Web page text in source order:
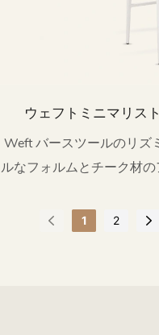
ウェフトミニマリス
ル（背もたれ
Weft バースツールのリズ
ルなフォルムとチーク材
1 2